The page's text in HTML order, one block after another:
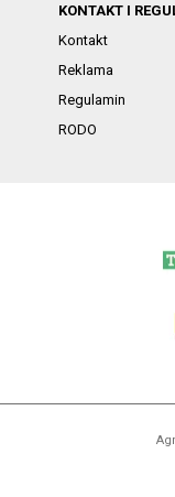
KONTAKT I
Kontakt
Reklama
Regulamin
RODO